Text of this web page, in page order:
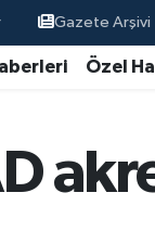
Gazete Arşivi
Özel